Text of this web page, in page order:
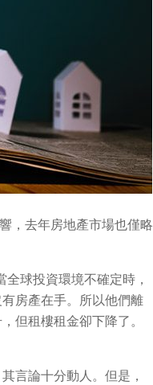
，去年房地產市場也僅略
球投資環境不確定時，
房產在手。所以他們離
但租樓租金卻下降了。
言論十分動人。但是，